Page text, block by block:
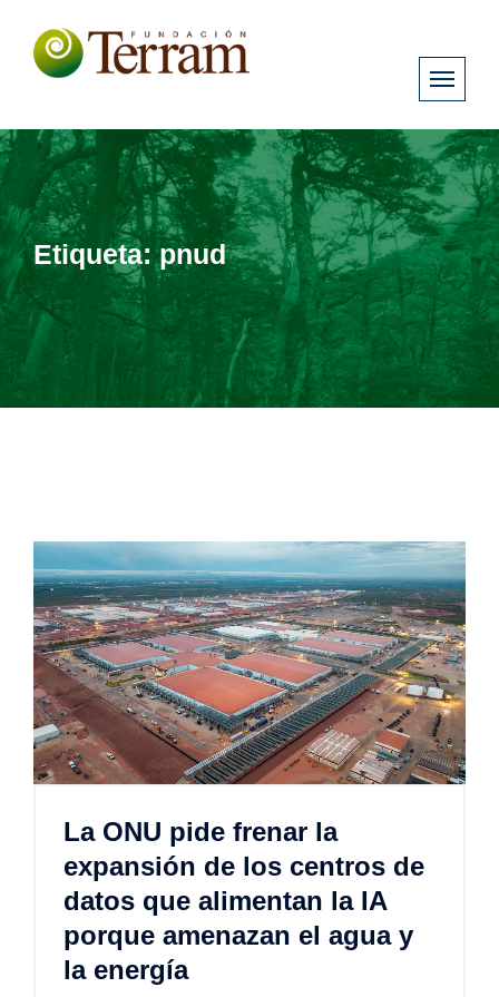
Etiqueta:pnud
La ONU pide frenar la
expansión de los centros de
datos que alimentan la IA
porque amenazan el agua y
la energía